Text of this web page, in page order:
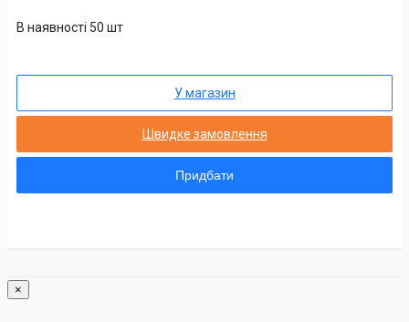
В наявності 50 шт
У магазин
Швидке замовлення
Придбати
×